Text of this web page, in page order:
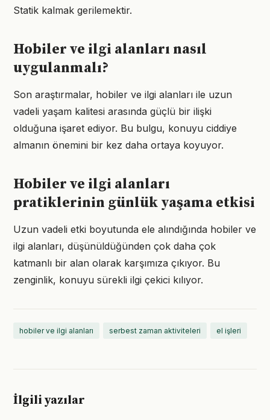
Statik kalmak gerilemektir.
Hobiler ve ilgi alanları nasıl
uygulanmalı?
Son araştırmalar, hobiler ve ilgi alanları ile uzun
vadeli yaşam kalitesi arasında güçlü bir ilişki
olduğuna işaret ediyor. Bu bulgu, konuyu ciddiye
almanın önemini bir kez daha ortaya koyuyor.
Hobiler ve ilgi alanları
pratiklerinin günlük yaşama etkisi
Uzun vadeli etki boyutunda ele alındığında hobiler ve
ilgi alanları, düşünüldüğünden çok daha çok
katmanlı bir alan olarak karşımıza çıkıyor. Bu
zenginlik, konuyu sürekli ilgi çekici kılıyor.
hobiler ve ilgi alanları serbest zaman aktiviteleri el işleri
İlgili yazılar